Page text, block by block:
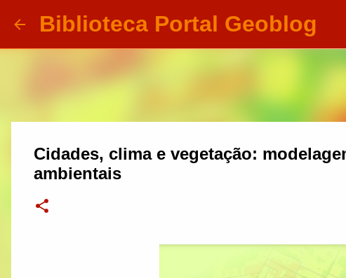
Biblioteca Portal Geoblog
Cidades, clima e vegetação:
ambientais